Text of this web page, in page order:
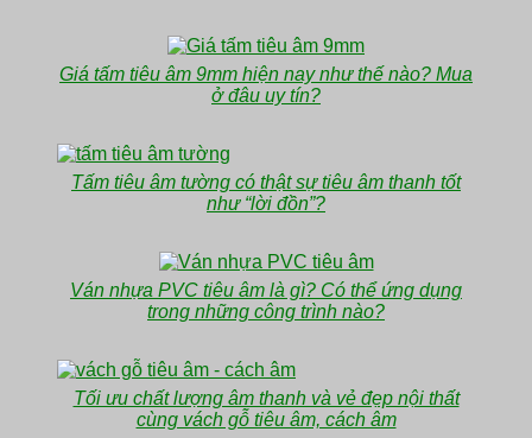
Giá tấm tiêu âm 9mm hiện nay như thế nào? Mua
ở đâu uy tín?
Tấm tiêu âm tường có thật sự tiêu âm thanh tốt
như “lời đồn”?
Ván nhựa PVC tiêu âm là gì? Có thể ứng dụng
trong những công trình nào?
Tối ưu chất lượng âm thanh và vẻ đẹp nội thất
cùng vách gỗ tiêu âm, cách âm